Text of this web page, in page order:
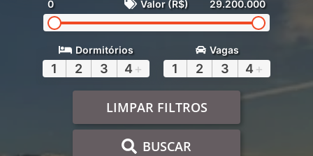
0 Valor (R$) 29.200.000
Dormitórios
1 2 3 4 +
Vagas
1 2 3 4 +
LIMPAR FILTROS
BUSCAR